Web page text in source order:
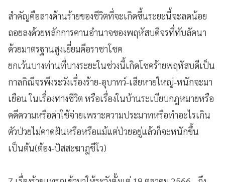
สำคัญคือลางด้านร้ายของชีวิตที่จะเกิดขึ้นระยะนี้จะลดน้อย
ถอยลงด้วยหลักการคานอำนาจของพฤหัสบดีจรที่ทับลัคนา
ด้วยมาตรฐานสูงเยี่ยมคือราชาโชค
ยกเว้นบางท่านที่บางระยะในช่วงนี้เกิดโชคร้ายพฤหัสบดีเป็น
กาลกิณีจรพึงระวังเรื่องร้าย-อุบาทว์-เสียหายใหญ่-หนักจะมา
เยือน ในเรื่องทางชีวิต หรือเรื่องในบ้านระเบียบกฎหมายหรือ
คดีความหรือค่าใช้จ่ายเพราะความประมาทหรือทำอะไรเกิน
ตัวป่วยไม่คาดฝันหรือหรือแม้แต่ป่วยอยู่แล้วก็จะหนักขึ้น
เป็นต้น(ต้อง-ปัสสะฆาฎชีโว)